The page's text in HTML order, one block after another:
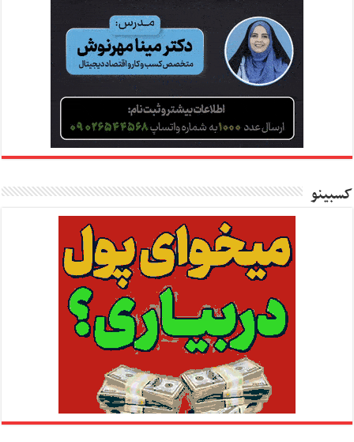
کسبینو